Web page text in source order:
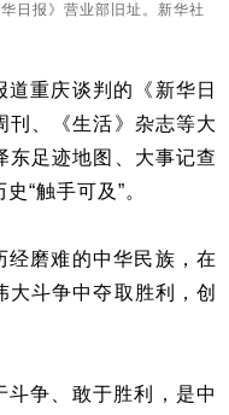
日报》营业部旧址。新华社
重庆谈判的《新华日
刊、《生活》杂志等大
东足迹地图、大事记查
“触手可及”。
磨难的中华民族，在
斗争中夺取胜利，创
争、敢于胜利，是中